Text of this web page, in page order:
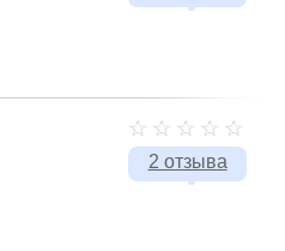
2 отзыва